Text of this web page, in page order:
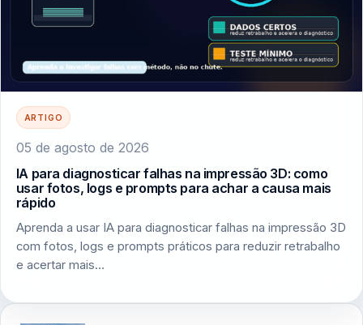
ARTIGO
05 de agosto de 2026
IA para diagnosticar falhas na impressão 3D: como
usar fotos, logs e prompts para achar a causa mais
rápido
Aprenda a usar IA para diagnosticar falhas na impressão 3D
com fotos, logs e prompts práticos para reduzir retrabalho
e acertar mais…